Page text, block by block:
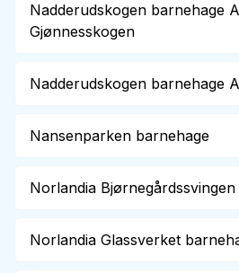
Nadderudskogen barnehage
Gjønnesskogen
Nadderudskogen barnehage
Nansenparken barnehage
Norlandia
Norlandia Glassverket